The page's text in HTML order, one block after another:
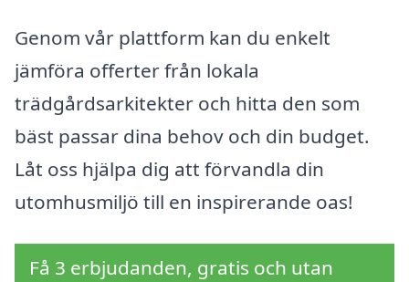
Genom vår plattform kan du enkelt
jämföra offerter från lokala
trädgårdsarkitekter och hitta den som
bäst passar dina behov och din budget.
Låt oss hjälpa dig att förvandla din
utomhusmiljö till en inspirerande oas!
Få 3 erbjudanden, gratis och utan